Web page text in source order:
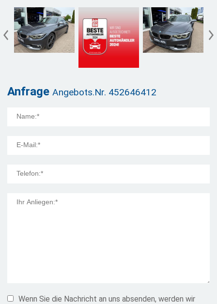
Anfrage Angebots.Nr. 452646412
Wenn Sie die Nachricht an uns absenden, werden wir